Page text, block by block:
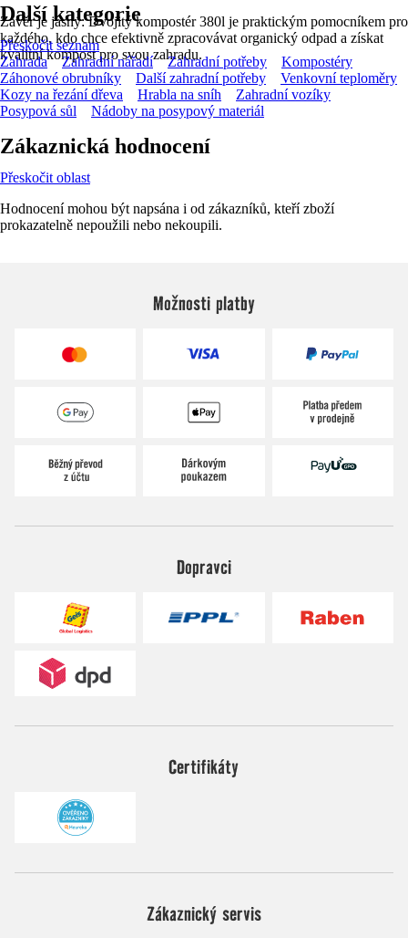
Závěr je jasný: Dvojitý kompostér 380l je praktickým pomocníkem pro
každého, kdo chce efektivně zpracovávat organický odpad a získat
kvalitní kompost pro svou zahradu.
Další kategorie
Přeskočit seznam
Zahrada
Zahradní nářadí Zahradní potřeby
Kompostéry
Záhonové obrubníky
Další zahradní potřeby
Venkovní teploměry
Kozy na řezání dřeva
Hrabla na sníh
Zahradní vozíky
Posypová sůl
Nádoby na posypový materiál
Zákaznická hodnocení
Přeskočit oblast
Hodnocení mohou být napsána i od zákazníků, kteří zboží
prokazatelně nepoužili nebo nekoupili.
Možnosti platby
Dopravci
Certifikáty
Zákaznický servis